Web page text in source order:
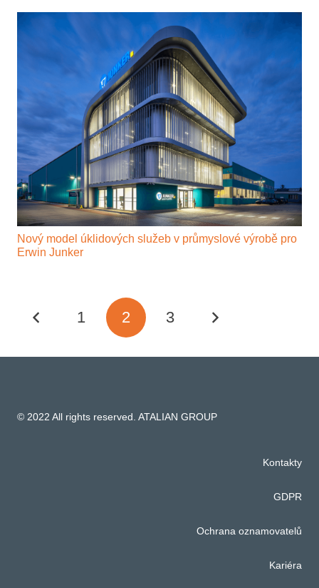
Nový model úklidových služeb v průmyslové výrobě pro
Erwin Junker
1 2 3
© 2022 All rights reserved. ATALIAN GROUP
Kontakty
GDPR
Ochrana oznamovatelů
Kariéra